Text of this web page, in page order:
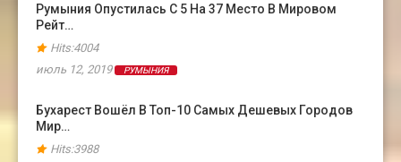
Румыния Опустилась С 5 На 37 Место В Мировом
Рейт…
Hits:4004
июль 12, 2019
РУМЫНИЯ
Бухарест Вошёл В Топ-10 Самых Дешевых Городов
Мир…
Hits:3988